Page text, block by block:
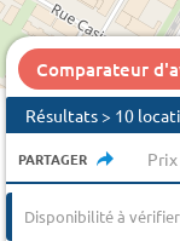
Comparateur
Résultats > 10
PARTAGER
Disponibilité à